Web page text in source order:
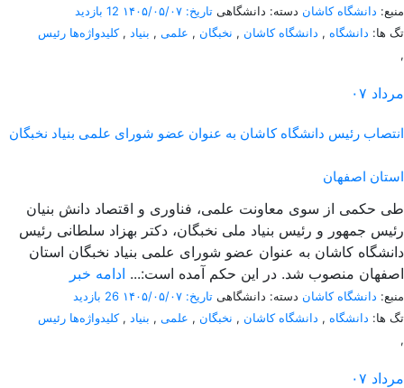
منبع: دانشگاه کاشان دسته: دانشگاهی تاریخ: ۱۴۰۵/۰۵/۰۷
12 بازدید
تگ ها: دانشگاه , دانشگاه کاشان , نخبگان , علمی , بنیاد ,کلیدواژه‌ها رئیس
,
۰۷ مرداد
انتصاب رئیس دانشگاه کاشان به عنوان عضو شورای علمی بنیاد نخبگان
استان اصفهان
طی حکمی از سوی معاونت علمی، فناوری و اقتصاد دانش بنیان
رئیس جمهور و رئیس بنیاد ملی نخبگان، دکتر بهزاد سلطانی رئیس
دانشگاه کاشان به عنوان عضو شورای علمی بنیاد نخبگان استان
اصفهان منصوب شد. در این حکم آمده است:... ادامه خبر
منبع: دانشگاه کاشان دسته: دانشگاهی تاریخ: ۱۴۰۵/۰۵/۰۷
26 بازدید
تگ ها: دانشگاه , دانشگاه کاشان , نخبگان , علمی , بنیاد ,کلیدواژه‌ها رئیس
,
۰۷ مرداد